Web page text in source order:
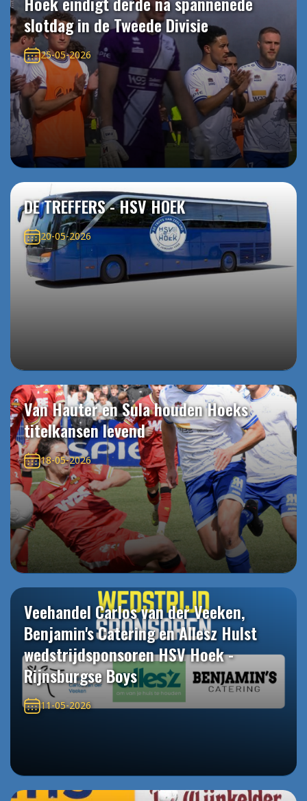
slotdag in de Tweede Divisie
25-05-2026
DE TREFFERS - HSV HOEK
20-05-2026
Van Hauter en Sula houden Hoeks
titelkansen levend
18-05-2026
Veehandel Carlos van der Veeken,
Benjamin's Catering en Allesz Hulst
wedstrijdsponsoren HSV Hoek -
Rijnsburgse Boys
11-05-2026